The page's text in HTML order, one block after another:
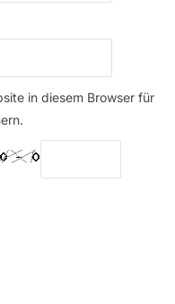
in diesem Browser für